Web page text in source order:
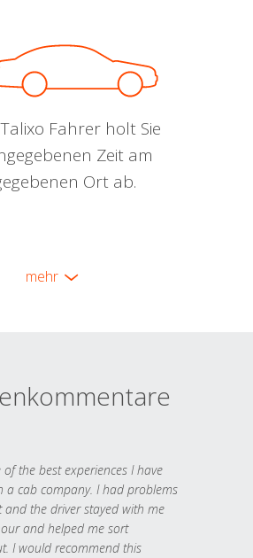
Fahrer holt Sie
Zeit am
Ort ab.
mehr
of the best experiences I have
a cab company. I had problems
the driver stayed with me
and helped me sort
I would recommend this